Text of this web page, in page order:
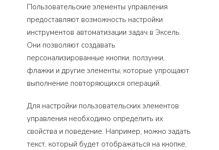
Пользовательские элементы управления
предоставляют возможность настройки
инструментов автоматизации задач в Эксель.
Они позволяют создавать
персонализированные кнопки, ползунки,
флажки и другие элементы, которые упрощают
выполнение повторяющихся операций.
Для настройки пользовательских элементов
управления необходимо определить их
свойства и поведение. Например, можно задать
текст, который будет отображаться на кнопке,